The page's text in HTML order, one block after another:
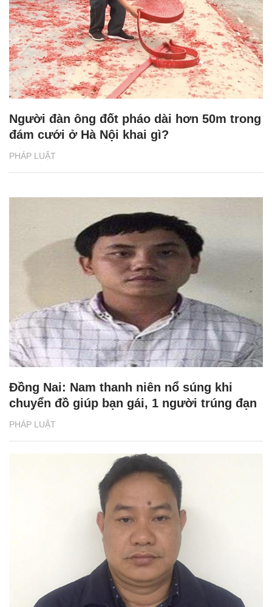
PHÁP LUẬT
Người đàn ông đốt pháo dài hơn 50m trong
đám cưới ở Hà Nội khai gì?
PHÁP LUẬT
Đồng Nai: Nam thanh niên nổ súng khi
chuyển đồ giúp bạn gái, 1 người trúng đạn